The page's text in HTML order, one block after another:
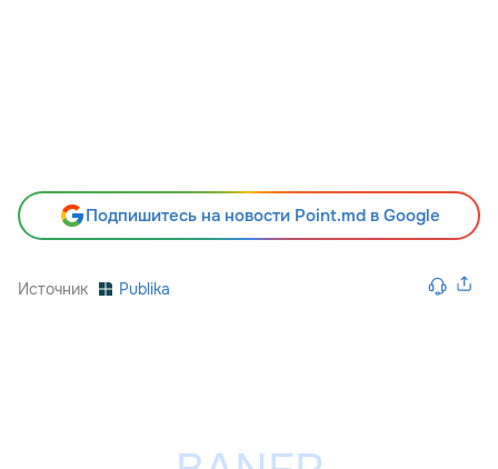
Подпишитесь на новости Point.md в Google
Источник Publika